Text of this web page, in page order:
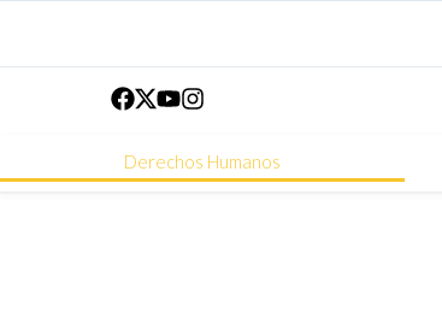
Derechos Humanos